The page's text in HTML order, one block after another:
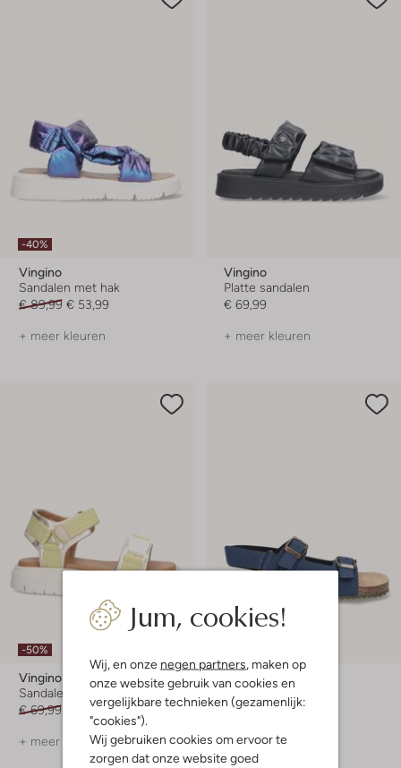
Jum, cookies!
Wij, en onze negen partners , maken op
onze website gebruik van cookies en
vergelijkbare technieken (gezamenlijk:
"cookies").
Wij gebruiken cookies om ervoor te
zorgen dat onze website goed
-40%
Vingino
Sandalen met hak
€ 89,99 € 53,99
+ meer kleuren
Vingino
Platte sandalen
€ 69,99
+ meer kleuren
-50%
Vingino
Sandalen
€ 69,99
€ 34,99
+ meer kleuren
Vingino
Platte sandalen
€ 69,99